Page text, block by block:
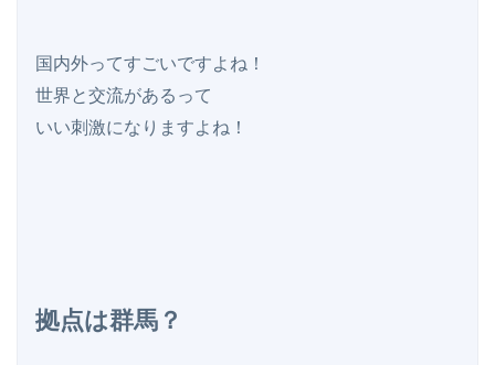
国内外ってすごいですよね！
世界と交流があるって
いい刺激になりますよね！
拠点は群馬？